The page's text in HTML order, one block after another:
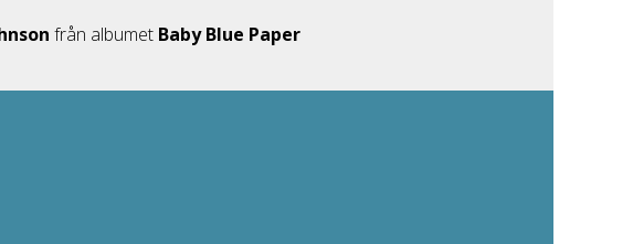
från albumet Baby Blue Paper